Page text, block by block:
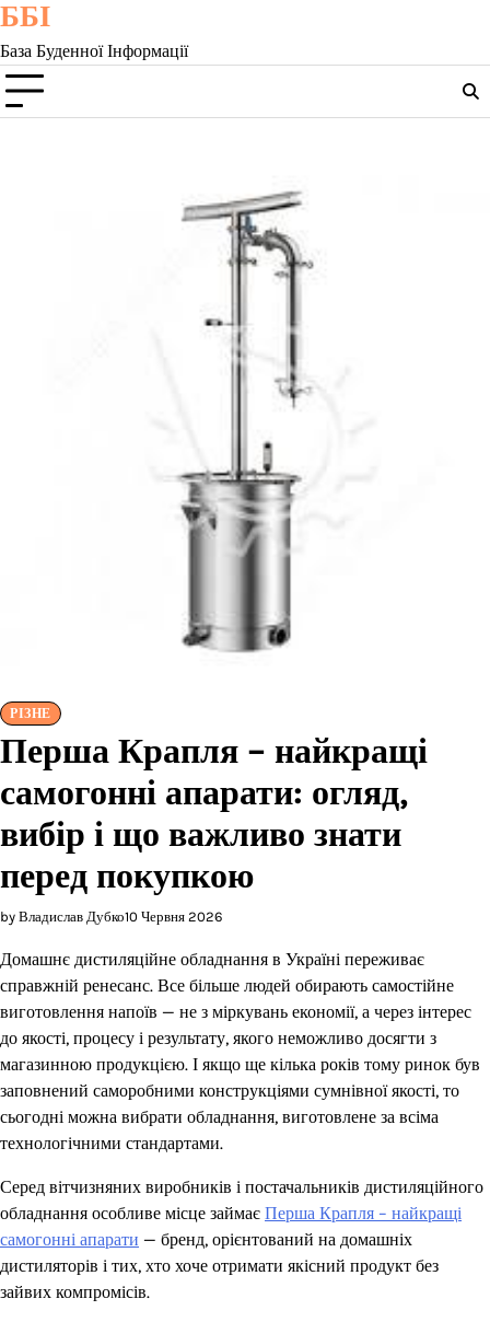
Skip
content
ББІ
База Буденної Інформації
РІЗНЕ
Перша Крапля – найкращі
самогонні апарати: огляд,
вибір і що важливо знати
перед покупкою
by Владислав Дубко10 Червня 2026
Домашнє дистиляційне обладнання в Україні переживає
справжній ренесанс. Все більше людей обирають самостійне
виготовлення напоїв — не з міркувань економії, а через інтерес
до якості, процесу і результату, якого неможливо досягти з
магазинною продукцією. І якщо ще кілька років тому ринок був
заповнений саморобними конструкціями сумнівної якості, то
сьогодні можна вибрати обладнання, виготовлене за всіма
технологічними стандартами.
Серед вітчизняних виробників і постачальників дистиляційного
обладнання особливе місце займає Перша Крапля – найкращі
самогонні апарати — бренд, орієнтований на домашніх
дистиляторів і тих, хто хоче отримати якісний продукт без
зайвих компромісів.